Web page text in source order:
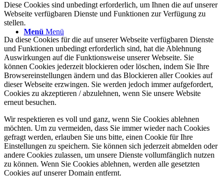
Menü Menü
Diese Cookies sind unbedingt erforderlich, um Ihnen die auf unserer
Webseite verfügbaren Dienste und Funktionen zur Verfügung zu
stellen.
Da diese Cookies für die auf unserer Webseite verfügbaren Dienste
und Funktionen unbedingt erforderlich sind, hat die Ablehnung
Auswirkungen auf die Funktionsweise unserer Webseite. Sie
können Cookies jederzeit blockieren oder löschen, indem Sie Ihre
Browsereinstellungen ändern und das Blockieren aller Cookies auf
dieser Webseite erzwingen. Sie werden jedoch immer aufgefordert,
Cookies zu akzeptieren / abzulehnen, wenn Sie unsere Website
erneut besuchen.
Wir respektieren es voll und ganz, wenn Sie Cookies ablehnen
möchten. Um zu vermeiden, dass Sie immer wieder nach Cookies
gefragt werden, erlauben Sie uns bitte, einen Cookie für Ihre
Einstellungen zu speichern. Sie können sich jederzeit abmelden oder
andere Cookies zulassen, um unsere Dienste vollumfänglich nutzen
zu können. Wenn Sie Cookies ablehnen, werden alle gesetzten
Cookies auf unserer Domain entfernt.